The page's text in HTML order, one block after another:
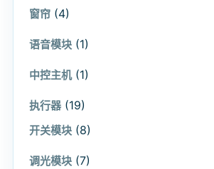
窗帘 (4)
语音模块 (1)
中控主机 (1)
执行器 (19)
开关模块 (8)
调光模块 (7)